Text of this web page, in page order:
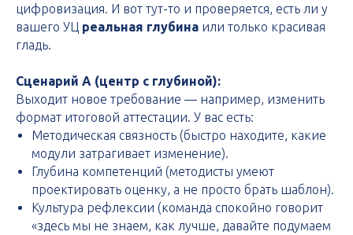
цифровизация. И вот тут-то и проверяется, есть ли у
вашего УЦ реальная глубина или только красивая
гладь.
Сценарий А (центр с глубиной):
Выходит новое требование — например, изменить
формат итоговой аттестации. У вас есть:
Методическая связность (быстро находите, какие
модули затрагивает изменение).
Глубина компетенций (методисты умеют
проектировать оценку, а не просто брать шаблон).
Культура рефлексии (команда спокойно говорит
«здесь мы не знаем, как лучше, давайте подумаем